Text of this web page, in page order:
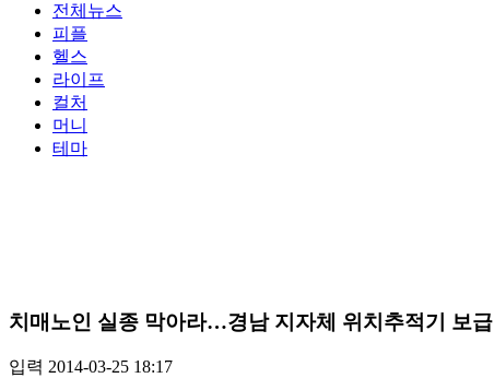
전체뉴스
피플
헬스
라이프
컬처
머니
테마
치매노인 실종 막아라…경남 지자체 위치추적기 보급
입력 2014-03-25 18:17